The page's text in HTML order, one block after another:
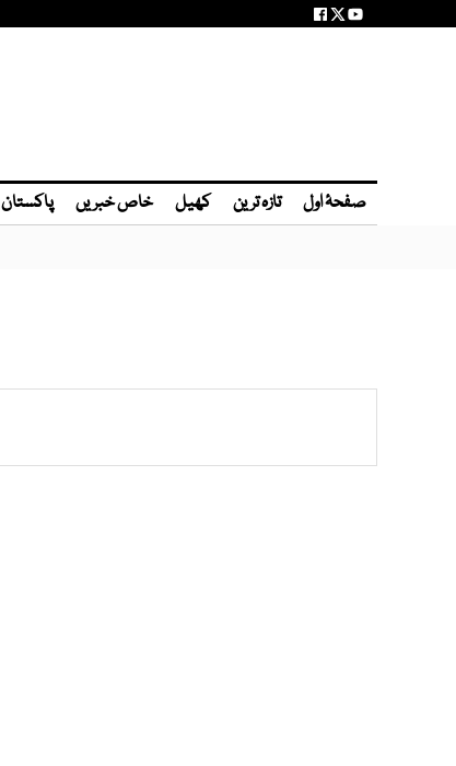
صفحۂ اول تازہ ترین کھیل خاص خبریں پاکستان